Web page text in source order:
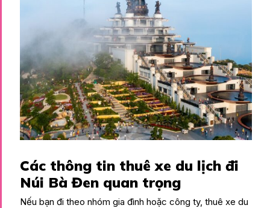
Các thông tin thuê xe du lịch đi
Núi Bà Đen quan trọng
Nếu bạn đi theo nhóm gia đình hoặc công ty, thuê xe du